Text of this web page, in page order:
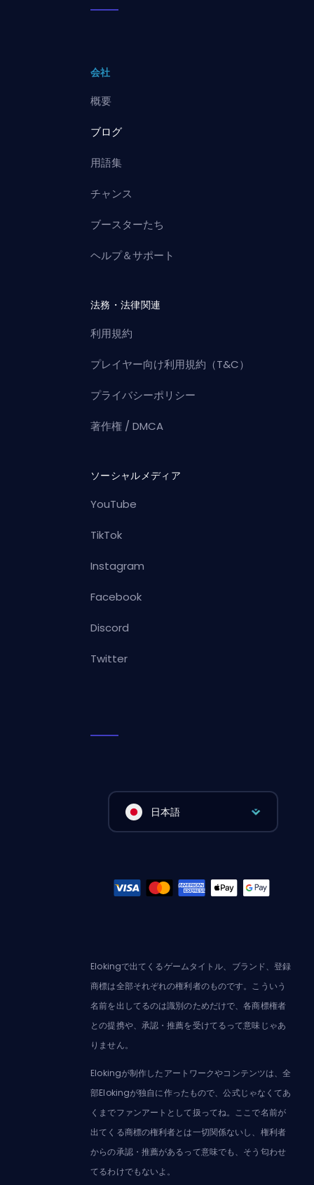
会社
概要
ブログ
用語集
チャンス
ブースターたち
ヘルプ＆サポート
法務・法律関連
利用規約
プレイヤー向け利用規約（T&C）
プライバシーポリシー
著作権 / DMCA
ソーシャルメディア
YouTube
TikTok
Instagram
Facebook
Discord
Twitter
日本語
Elokingで出てくるゲームタイトル、ブランド、登録
商標は全部それぞれの権利者のものです。こういう
名前を出してるのは識別のためだけで、各商標権者
との提携や、承認・推薦を受けてるって意味じゃあ
りません。
Elokingが制作したアートワークやコンテンツは、全
部Elokingが独自に作ったもので、公式じゃなくてあ
くまでファンアートとして扱ってね。ここで名前が
出てくる商標の権利者とは一切関係ないし、権利者
からの承認・推薦があるって意味でも、そう匂わせ
てるわけでもないよ。